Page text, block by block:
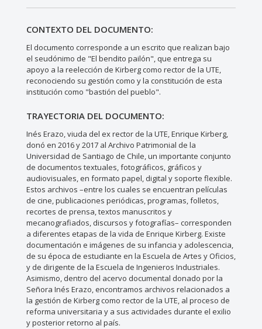
CONTEXTO DEL DOCUMENTO:
El documento corresponde a un escrito que realizan bajo
el seudónimo de "El bendito pailón", que entrega su
apoyo a la reelección de Kirberg como rector de la UTE,
reconociendo su gestión como y la constitución de esta
institución como "bastión del pueblo".
TRAYECTORIA DEL DOCUMENTO:
Inés Erazo, viuda del ex rector de la UTE, Enrique Kirberg,
donó en 2016 y 2017 al Archivo Patrimonial de la
Universidad de Santiago de Chile, un importante conjunto
de documentos textuales, fotográficos, gráficos y
audiovisuales, en formato papel, digital y soporte flexible.
Estos archivos –entre los cuales se encuentran películas
de cine, publicaciones periódicas, programas, folletos,
recortes de prensa, textos manuscritos y
mecanografiados, discursos y fotografías– corresponden
a diferentes etapas de la vida de Enrique Kirberg. Existe
documentación e imágenes de su infancia y adolescencia,
de su época de estudiante en la Escuela de Artes y Oficios,
y de dirigente de la Escuela de Ingenieros Industriales.
Asimismo, dentro del acervo documental donado por la
Señora Inés Erazo, encontramos archivos relacionados a
la gestión de Kirberg como rector de la UTE, al proceso de
reforma universitaria y a sus actividades durante el exilio
y posterior retorno al país.